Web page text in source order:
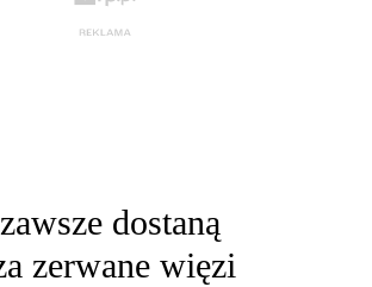
dostaną
zerwane więzi